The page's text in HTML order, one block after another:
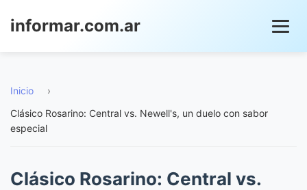
informar.com.ar
Inicio
›
Clásico Rosarino: Central vs. Newell's, un duelo con sabor
especial
Clásico Rosarino: Central vs.